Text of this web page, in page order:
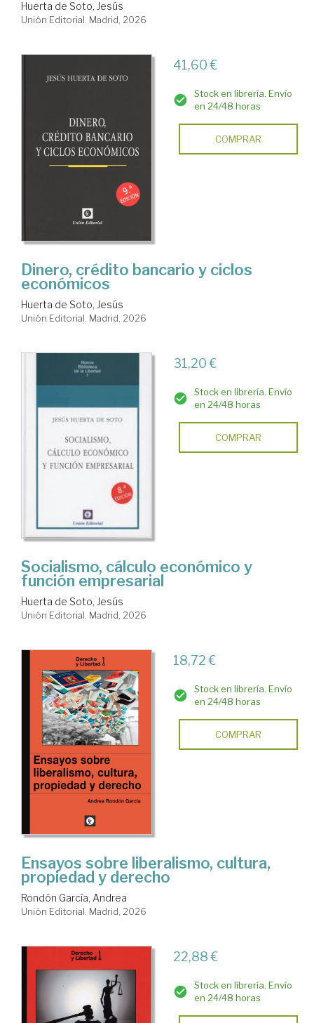
Huerta de Soto, Jesús
Unión Editorial. Madrid, 2026
41,60 €
Stock en librería. Envío
en 24/48 horas
COMPRAR
Dinero, crédito bancario y ciclos
económicos
Huerta de Soto, Jesús
Unión Editorial. Madrid, 2026
31,20 €
Stock en librería. Envío
en 24/48 horas
COMPRAR
Socialismo, cálculo económico y
función empresarial
Huerta de Soto, Jesús
Unión Editorial. Madrid, 2026
18,72 €
Stock en librería. Envío
en 24/48 horas
COMPRAR
Ensayos sobre liberalismo, cultura,
propiedad y derecho
Rondón García, Andrea
Unión Editorial. Madrid, 2026
22,88 €
Stock en librería. Envío
en 24/48 horas